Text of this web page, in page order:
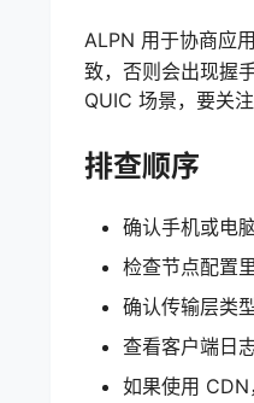
ALPN 用于协商应
致，否则会出现握
QUIC 场景，要关注
排查顺序
确认手机或电
检查节点配置
确认传输层类
查看客户端日
如果使用 CDN